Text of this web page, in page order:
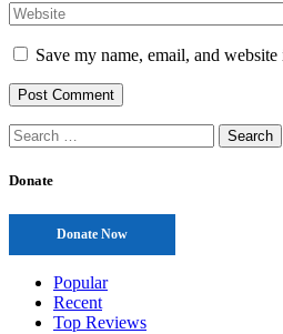
Save my name, email, and
Search
for:
Donate
Donate Now
Popular
Recent
Top Reviews